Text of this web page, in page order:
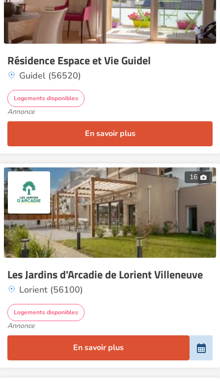
Résidence Espace et Vie Guidel
Guidel (56520)
Logements disponibles
Annonce
En savoir plus
16
Les Jardins d'Arcadie de Lorient Villeneuve
Lorient (56100)
Logements disponibles
Annonce
En savoir plus